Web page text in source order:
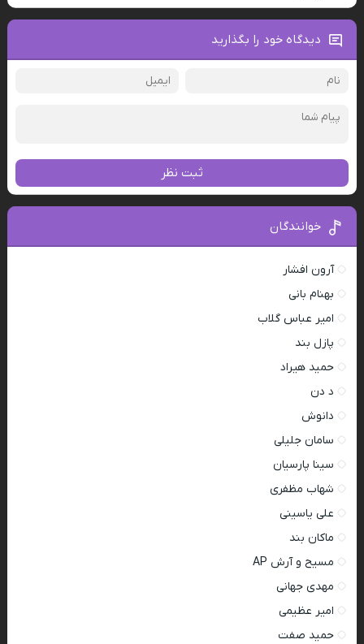
دیدگاه خود را بگذارید
ثبت نظر
خوانندگان
آرون افشار
بهنام بانی
امیر عباس گلاب
پازل بند
حمید هیراد
د دن
دانوش
سامان جلیلی
سینا پارسیان
شهاب مظفری
علی یاسینی
ماکان بند
مسیح و آرش AP
مهدی جهانی
امیر عظیمی
حمید صفت